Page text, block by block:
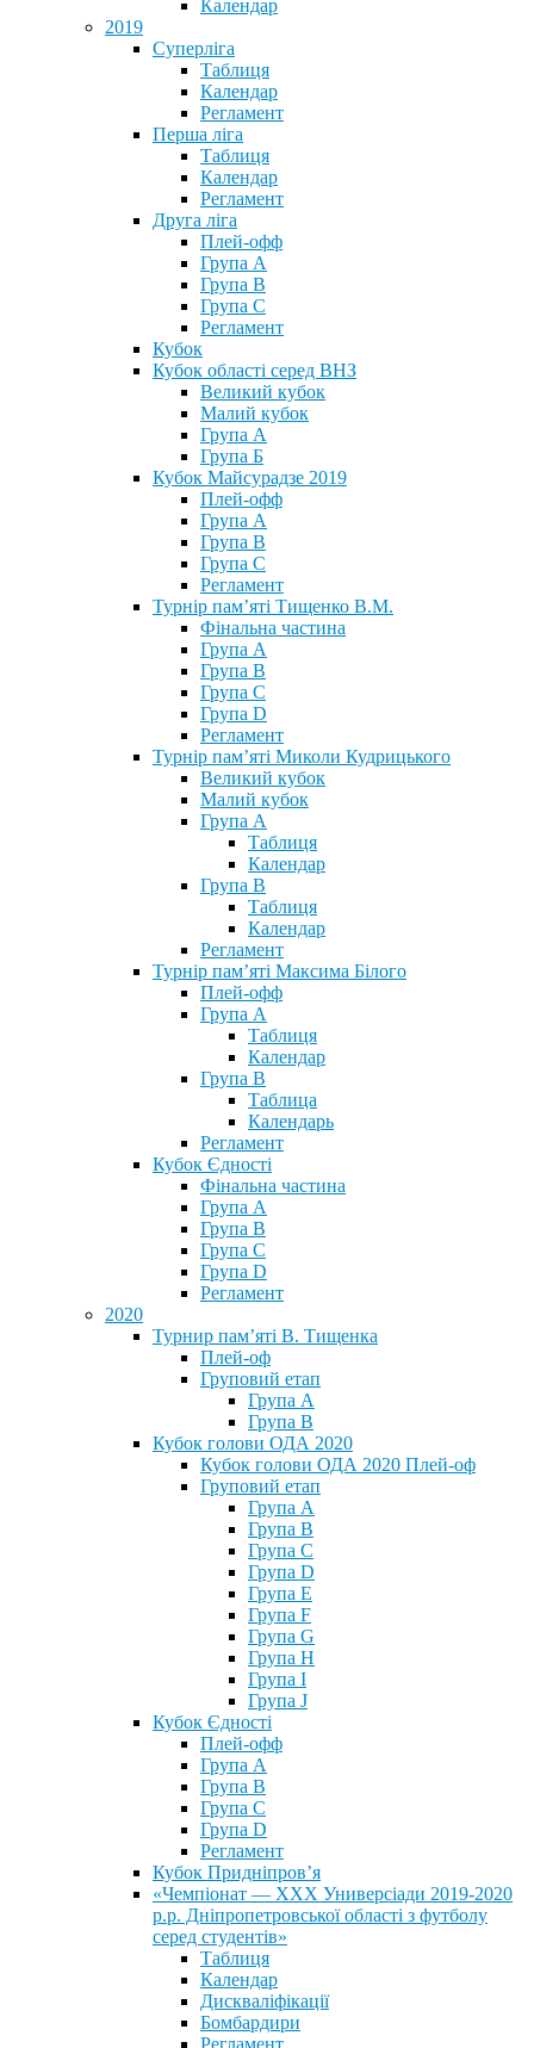
Календар
2019
Суперліга
Таблиця
Календар
Регламент
Перша ліга
Таблиця
Календар
Регламент
Друга ліга
Плей-офф
Група А
Група В
Група С
Регламент
Кубок
Кубок області серед ВНЗ
Великий кубок
Малий кубок
Група А
Група Б
Кубок Майсурадзе 2019
Плей-офф
Група А
Група В
Група С
Регламент
Турнір пам’яті Тищенко В.М.
Фінальна частина
Група А
Група В
Група С
Група D
Регламент
Турнір пам’яті Миколи Кудрицького
Великий кубок
Малий кубок
Група А
Таблиця
Календар
Група В
Таблиця
Календар
Регламент
Турнір пам’яті Максима Білого
Плей-офф
Група А
Таблиця
Календар
Група В
Таблица
Календарь
Регламент
Кубок Єдності
Фінальна частина
Група А
Група В
Група С
Група D
Регламент
2020
Турнир пам’яті В. Тищенка
Плей-оф
Груповий етап
Група А
Група В
Кубок голови ОДА 2020
Кубок голови ОДА 2020 Плей-оф
Груповий етап
Група A
Група B
Група C
Група D
Група E
Група F
Група G
Група H
Група I
Група J
Кубок Єдності
Плей-офф
Група А
Група В
Група С
Група D
Регламент
Кубок Придніпров’я
«Чемпіонат — ХХХ Универсіади 2019-2020
р.р. Дніпропетровської області з футболу
серед студентів»
Таблиця
Календар
Дискваліфікації
Бомбардири
Регламент